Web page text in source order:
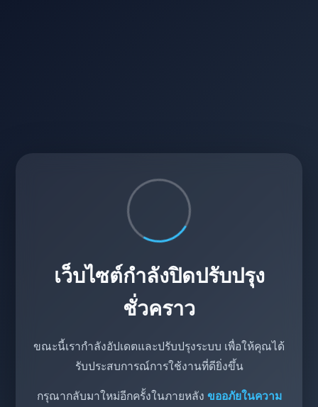
เว็บไซต์กำลังปิดปรับปรุง
ชั่วคราว
ขณะนี้เรากำลังอัปเดตและปรับปรุงระบบ เพื่อให้คุณได้
รับประสบการณ์การใช้งานที่ดียิ่งขึ้น
กรุณากลับมาใหม่อีกครั้งในภายหลัง ขออภัยในความ